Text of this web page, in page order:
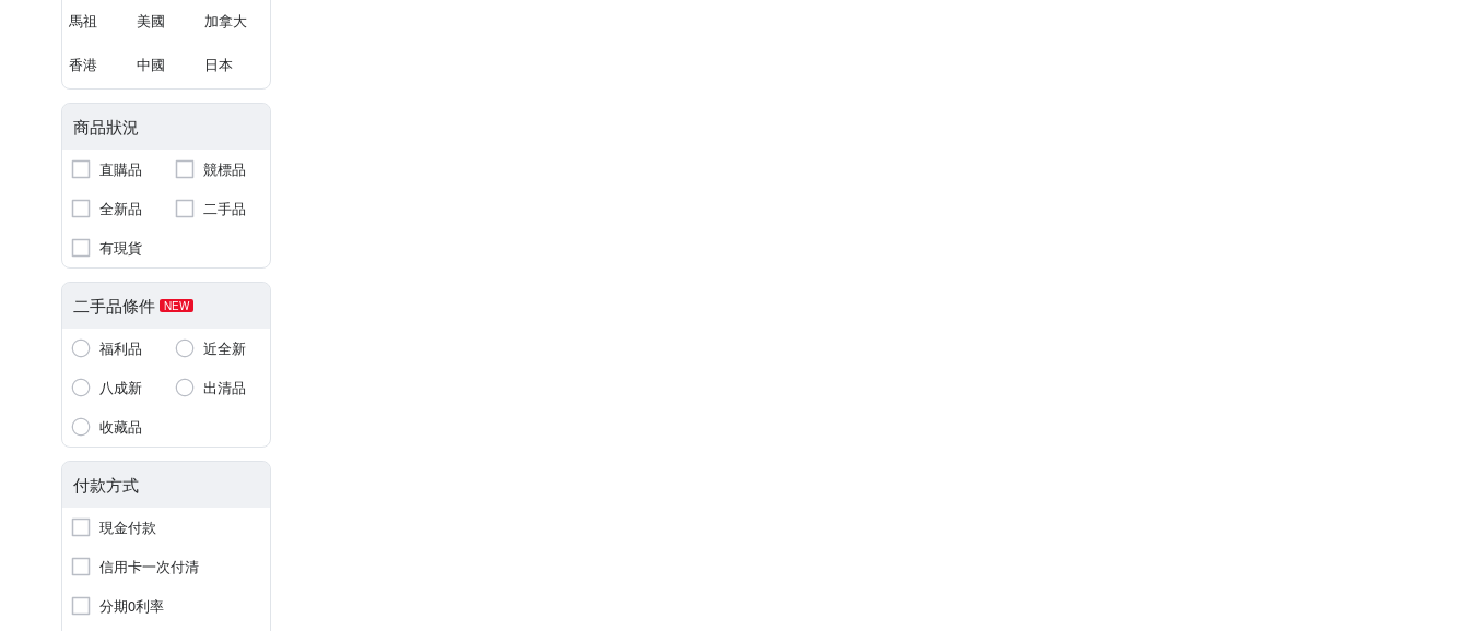
馬祖 美國 加拿大
香港 中國 日本
商品狀況
直購品
競標品
全新品
二手品
有現貨
二手品條件 NEW
福利品
近全新
八成新
出清品
收藏品
付款方式
現金付款
信用卡一次付清
分期0利率